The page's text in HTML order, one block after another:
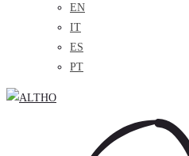
EN
IT
ES
PT